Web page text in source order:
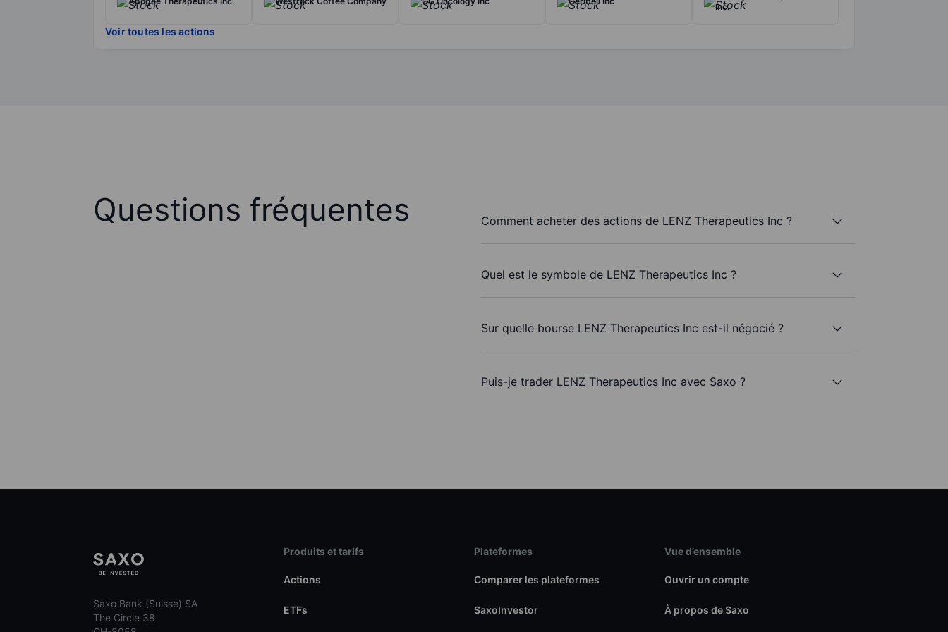
Inc.
Voir toutes les actions
Questions fréquentes Comment acheter des actions de LENZ Therapeutics Inc ?
Quel est le symbole de LENZ Therapeutics Inc ?
Sur quelle bourse LENZ Therapeutics Inc est-il négocié ?
Puis-je trader LENZ Therapeutics Inc avec Saxo ?
Saxo Bank (Suisse) SA
The Circle 38
Produits et tarifs
Actions
ETFs
Plateformes
Comparer les plateformes
SaxoInvestor
Vue d’ensemble
Ouvrir un compte
À propos de Saxo